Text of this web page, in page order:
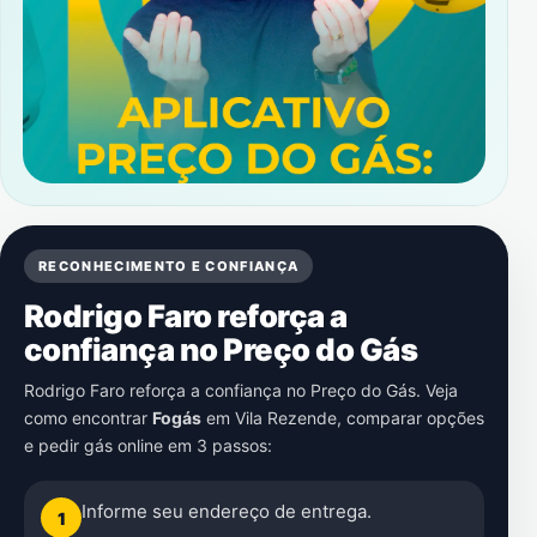
RECONHECIMENTO E CONFIANÇA
Rodrigo Faro reforça a
confiança no Preço do Gás
Rodrigo Faro reforça a confiança no Preço do Gás. Veja
como encontrar Fogás em Vila Rezende, comparar opções
e pedir gás online em 3 passos:
1 Informe seu endereço de entrega.